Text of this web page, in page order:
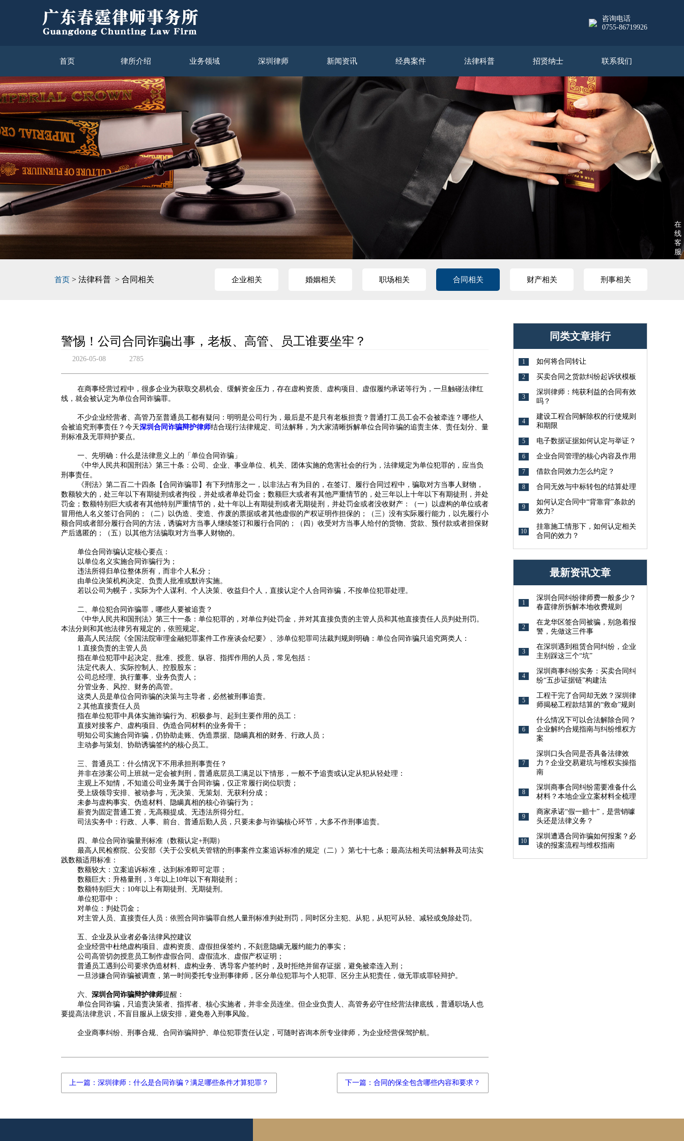
咨询电话
0755-86719926
首页 律所介绍 业务领域 深圳律师 新闻资讯 经典案件 法律科普 招贤纳士 联系我们
首页 > 法律科普 > 合同相关 企业相关 婚姻相关 职场相关 合同相关 财产相关 刑事相关
警惕！公司合同诈骗出事，老板、高管、员工谁要坐牢？
2026-05-08 2785
在商事经营过程中，很多企业为获取交易机会、缓解资金压力，存在虚构资质、虚构项目、虚假履约承诺等行为，一旦触碰法律红
线，就会被认定为单位合同诈骗罪。
不少企业经营者、高管乃至普通员工都有疑问：明明是公司行为，最后是不是只有老板担责？普通打工员工会不会被牵连？哪些人
会被追究刑事责任？今天深圳合同诈骗辩护律师结合现行法律规定、司法解释，为大家清晰拆解单位合同诈骗的追责主体、责任划分、量
刑标准及无罪辩护要点。
一、先明确：什么是法律意义上的「单位合同诈骗」
《中华人民共和国刑法》第三十条：公司、企业、事业单位、机关、团体实施的危害社会的行为，法律规定为单位犯罪的，应当负
刑事责任。
《刑法》第二百二十四条【合同诈骗罪】有下列情形之一，以非法占有为目的，在签订、履行合同过程中，骗取对方当事人财物，
数额较大的，处三年以下有期徒刑或者拘役，并处或者单处罚金；数额巨大或者有其他严重情节的，处三年以上十年以下有期徒刑，并处
罚金；数额特别巨大或者有其他特别严重情节的，处十年以上有期徒刑或者无期徒刑，并处罚金或者没收财产：（一）以虚构的单位或者
冒用他人名义签订合同的；（二）以伪造、变造、作废的票据或者其他虚假的产权证明作担保的；（三）没有实际履行能力，以先履行小
额合同或者部分履行合同的方法，诱骗对方当事人继续签订和履行合同的；（四）收受对方当事人给付的货物、货款、预付款或者担保财
产后逃匿的；（五）以其他方法骗取对方当事人财物的。
单位合同诈骗认定核心要点 ：
以单位名义实施合同诈骗行为；
违法所得归单位整体所有 ，而非个人私分；
由单位决策机构决定、负责人批准或默许实施。
若以公司为幌子，实际为个人谋利、个人决策、收益归个人，直接认定个人合同诈骗 ，不按单位犯罪处理。
二、单位犯合同诈骗罪，哪些人要被追责？
《中华人民共和国刑法》第三十一条：单位犯罪的，对单位判处罚金，并对其直接负责的主管人员和其他直接责任人员判处刑罚。
本法分则和其他法律另有规定的，依照规定。
最高人民法院《全国法院审理金融犯罪案件工作座谈会纪要》、涉单位犯罪司法裁判规则明确：单位合同诈骗只追究两类人：
1.直接负责的主管人员
指在单位犯罪中起决定、批准、授意、纵容、指挥作用的人员，常见包括：
法定代表人、实际控制人、控股股东；
公司总经理、执行董事、业务负责人；
分管业务、风控、财务的高管。
这类人员是单位合同诈骗的决策与主导者，必然被刑事追责。
2.其他直接责任人员
指在单位犯罪中具体实施诈骗行为、积极参与、起到主要作用的员工：
直接对接客户、虚构项目、伪造合同材料的业务骨干；
明知公司实施合同诈骗，仍协助走账、伪造票据、隐瞒真相的财务、行政人员；
主动参与策划、协助诱骗签约的核心员工。
三、普通员工：什么情况下不用承担刑事责任？
并非在涉案公司上班就一定会被判刑，普通底层员工满足以下情形，一般不予追责或认定从犯从轻处理：
主观上不知情，不知道公司业务属于合同诈骗，仅正常履行岗位职责；
受上级领导安排、被动参与，无决策、无策划、无获利分成；
未参与虚构事实、伪造材料、隐瞒真相的核心诈骗行为；
薪资为固定普通工资，无高额提成、无违法所得分红。
司法实务中：行政、人事、前台、普通后勤人员，只要未参与诈骗核心环节，大多不作刑事追责。
四、单位合同诈骗量刑标准（数额认定+刑期）
最高人民检察院、公安部《关于公安机关管辖的刑事案件立案追诉标准的规定（二）》第七十七条；最高法相关司法解释及司法实
践数额适用标准：
数额较大：立案追诉标准，达到标准即可定罪；
数额巨大：升格量刑，3 年以上10年以下有期徒刑；
数额特别巨大：10年以上有期徒刑、无期徒刑。
单位犯罪中：
对单位：判处罚金；
对主管人员、直接责任人员：依照合同诈骗罪自然人量刑标准判处刑罚，同时区分主犯、从犯，从犯可从轻、减轻或免除处罚。
五、企业及从业者必备法律风控建议
企业经营中杜绝虚构项目、虚构资质、虚假担保签约，不刻意隐瞒无履约能力的事实；
公司高管切勿授意员工制作虚假合同、虚假流水、虚假产权证明；
普通员工遇到公司要求伪造材料、虚构业务、诱导客户签约时，及时拒绝并留存证据，避免被牵连入刑；
一旦涉嫌合同诈骗被调查，第一时间委托专业刑事律师，区分单位犯罪与个人犯罪、区分主从犯责任，做无罪或罪轻辩护。
六、 深圳合同诈骗辩护律师提醒：
单位合同诈骗，只追责决策者、指挥者、核心实施者，并非全员连坐。但企业负责人、高管务必守住经营法律底线，普通职场人也
要提高法律意识，不盲目服从上级安排，避免卷入刑事风险。
企业商事纠纷、刑事合规、合同诈骗辩护、单位犯罪责任认定，可随时咨询本所专业律师，为企业经营保驾护航。
上一篇：深圳律师：什么是合同诈骗？满足哪些条件才算犯罪？ 下一篇：合同的保全包含哪些内容和要求？
同类文章排行
1 如何将合同转让
2 买卖合同之货款纠纷起诉状模板
3
深圳律师：纯获利益的合同有效
吗？
4
建设工程合同解除权的行使规则
和期限
5 电子数据证据如何认定与举证？
6 企业合同管理的核心内容及作用
7 借款合同效力怎么约定？
8 合同无效与中标转包的结算处理
9
如何认定合同中“背靠背”条款的
效力?
10
挂靠施工情形下，如何认定相关
合同的效力？
最新资讯文章
1
深圳合同纠纷律师费一般多少？
春霆律所拆解本地收费规则
2
在龙华区签合同被骗，别急着报
警，先做这三件事
3
在深圳遇到租赁合同纠纷，企业
主别踩这三个“坑”
4
深圳商事纠纷实务：买卖合同纠
纷“五步证据链”构建法
5
工程干完了合同却无效？深圳律
师揭秘工程款结算的“救命”规则
6
什么情况下可以合法解除合同？
企业解约合规指南与纠纷维权方
案
7
深圳口头合同是否具备法律效
力？企业交易避坑与维权实操指
南
8
深圳商事合同纠纷需要准备什么
材料？本地企业立案材料全梳理
9
商家承诺“假一赔十”，是营销噱
头还是法律义务？
10
深圳遭遇合同诈骗如何报案？必
读的报案流程与维权指南
在
线
客
服